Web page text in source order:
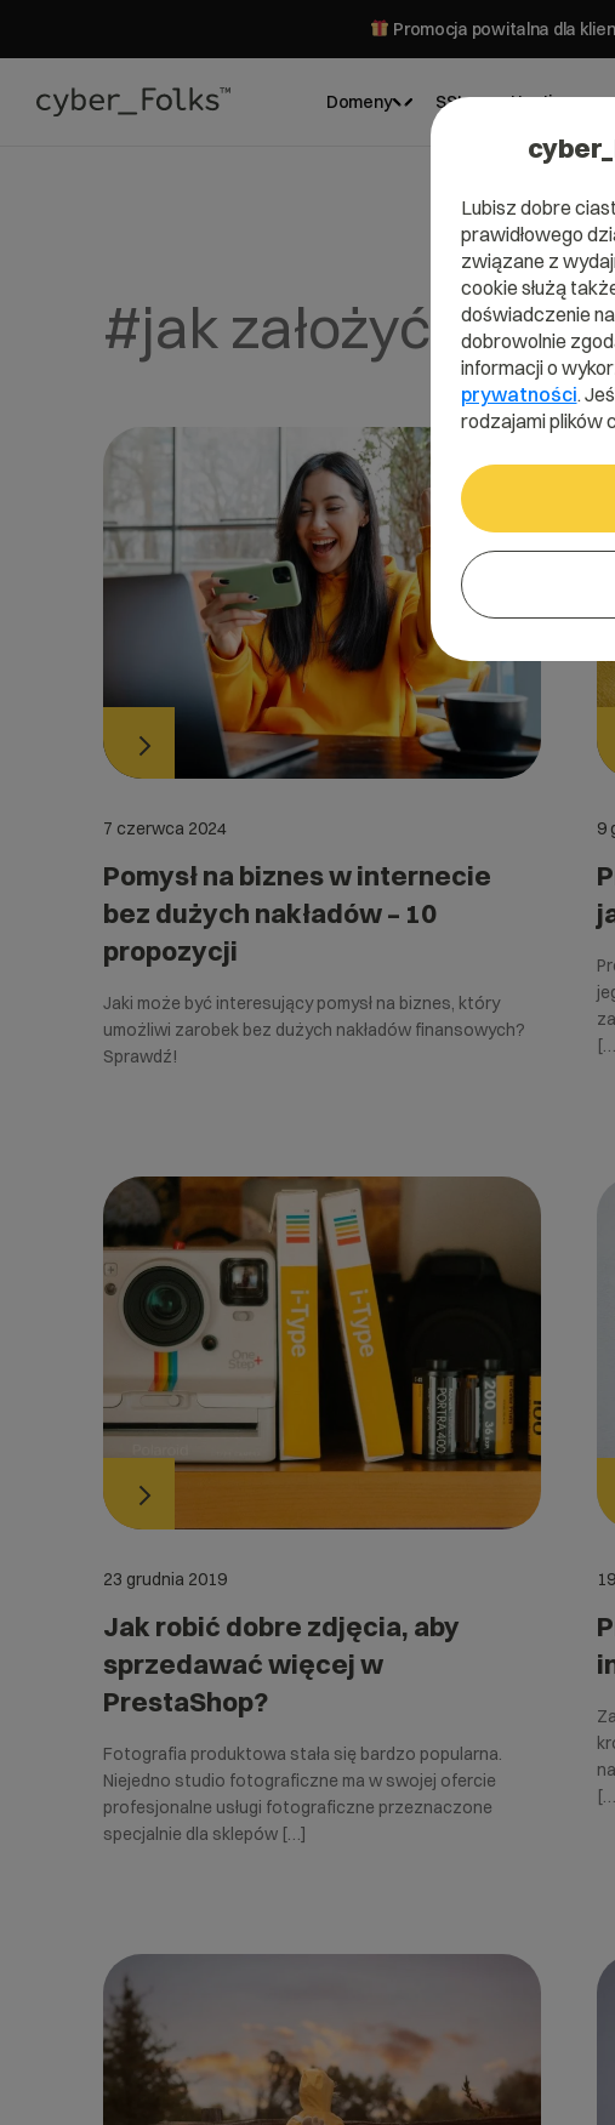
Promocja powitalna dla
Domeny SSL Hosting
#jak założyć sklep
7 czerwca 2024
Pomysł na biznes w internecie
bez dużych nakładów – 10
propozycji
Jaki może być interesujący pomysł na biznes, który
umożliwi zarobek bez dużych nakładów finansowych?
Sprawdź!
9
23 grudnia 2019
Jak robić dobre zdjęcia, aby
sprzedawać więcej w
PrestaShop?
Fotografia produktowa stała się bardzo popularna.
Niejedno studio fotograficzne ma w swojej ofercie
profesjonalne usługi fotograficzne przeznaczone
specjalnie dla sklepów […]
Lubisz dobre
prawidłowego
związane z
cookie służą
doświadczenie
dobrowolnie
informacji o
prywatności.
rodzajami plików